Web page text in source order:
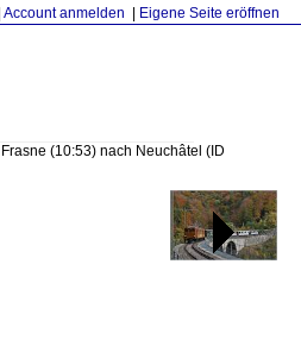
Account anmelden Eigene Seite eröffnen
(10:53) nach Neuchâtel (ID